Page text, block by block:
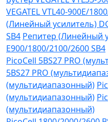
VEGATEL VTL40-900E/
(Линейный усилитель)
SB4 Репитер (Линейный
Е900/1800/2100/2600 SB4
PicoCell 5BS27 PRO
5BS27 PRO
(мультидиапазонный)
(мультидиапазонный)
(мультидиапазонный)